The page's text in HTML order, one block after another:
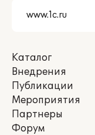
Каталог
Внедрения
Публикации
Мероприятия
Партнеры
Форум